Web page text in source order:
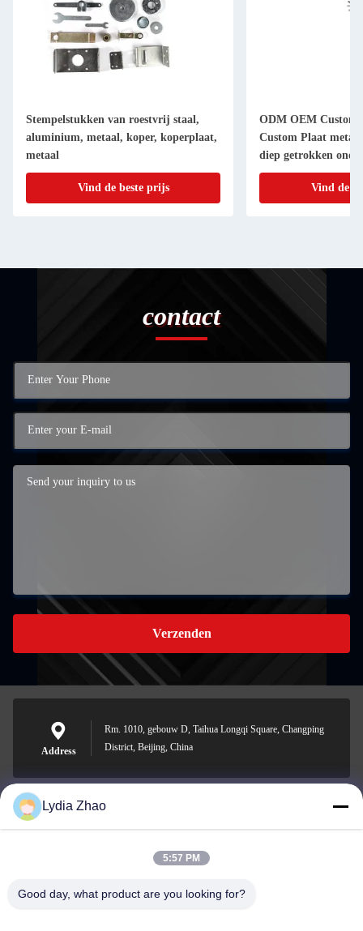
Stempelstukken van roestvrij staal,
aluminium, metaal, koper, koperplaat,
metaal
Vind de beste prijs
ODM OEM Custom
Custom Plaat
diep getrokken
Vind de
contact
Verzenden
Address
Rm. 1010, gebouw D, Taihua Longqi Square, Changping
District, Beijing, China
jesingd@vip.sina.com
Lydia Zhao
5:57 PM
Good day, what product are you looking for?